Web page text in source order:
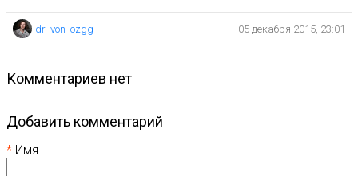
dr_von_ozgg 05 декабря 2015, 23:01
комментариев нет
Добавить комментарий
Имя